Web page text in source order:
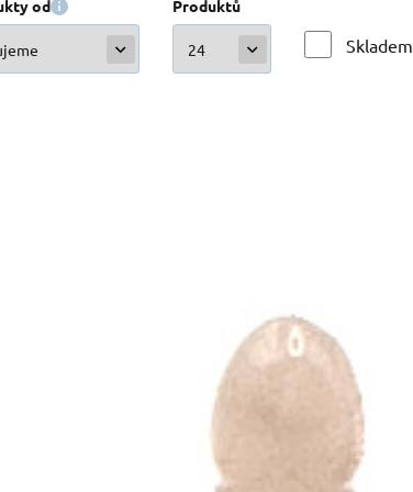
od Produktů
Skladem